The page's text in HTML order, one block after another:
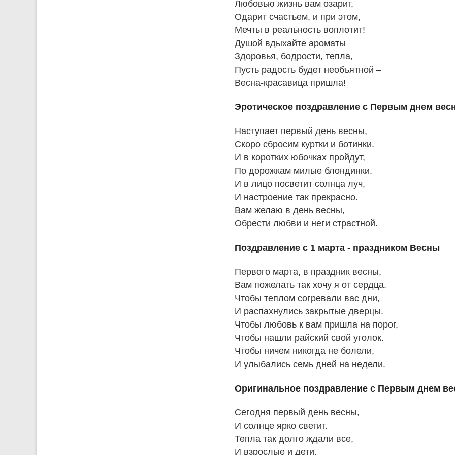
Любовью жизнь вам озарит,
Одарит счастьем, и при этом,
Мечты в реальность воплотит!
Душой вдыхайте ароматы
Здоровья, бодрости, тепла,
Пусть радость будет необъятной –
Весна-красавица пришла!
Эротическое поздравление с Первым днем
Наступает первый день весны,
Скоро сбросим куртки и ботинки.
И в коротких юбочках пройдут,
По дорожкам милые блондинки.
И в лицо посветит солнца луч,
И настроение так прекрасно.
Вам желаю в день весны,
Обрести любви и неги страстной.
Поздравление с 1 марта - праздником Весны
Первого марта, в праздник весны,
Вам пожелать так хочу я от сердца.
Чтобы теплом согревали вас дни,
И распахнулись закрытые дверцы.
Чтобы любовь к вам пришла на порог,
Чтобы нашли райский свой уголок.
Чтобы ничем никогда не болели,
И улыбались семь дней на недели.
Оригинальное поздравление с Первым днем
Сегодня первый день весны,
И солнце ярко светит.
Тепла так долго ждали все,
И взрослые и дети.